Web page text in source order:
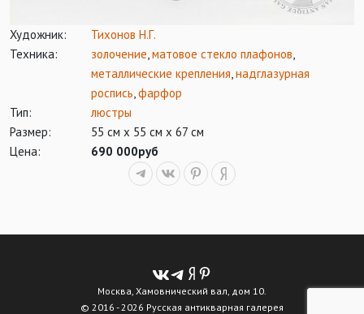
Художник:
Тихонов Н.Г.
Техника:
золочение матовое стекло плафонов
металлические крепления надглазурная
роспись фарфор
Тип:
люстры
Размер:
55 см х 55 см х 67 см
Цена:
690 000руб
Москва, Хамовнический вал, дом 10.
© 2016 - 2026 Русская антикварная галерея